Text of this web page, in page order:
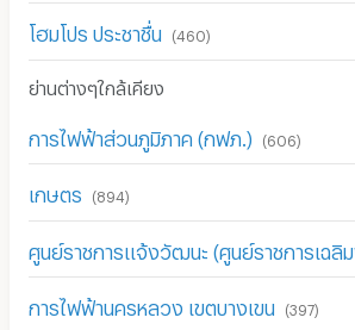
โฮมโปร ประชาชื่น (460)
ย่านต่างๆใกล้เคียง
การไฟฟ้าส่วนภูมิภาค (กฟภ.) (606)
เกษตร (894 )
การไฟฟ้านครหลวง เขตบางเขน (397)